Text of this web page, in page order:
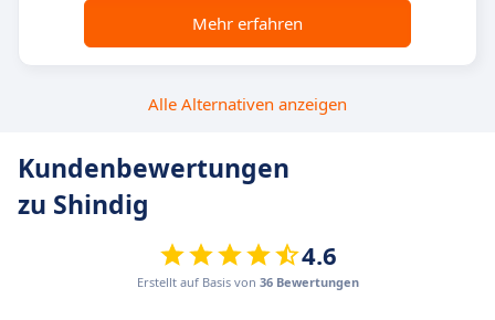
Mehr erfahren
Alle Alternativen anzeigen
Kundenbewertungen
zu Shindig
4.6
Erstellt auf Basis von 36 Bewertungen